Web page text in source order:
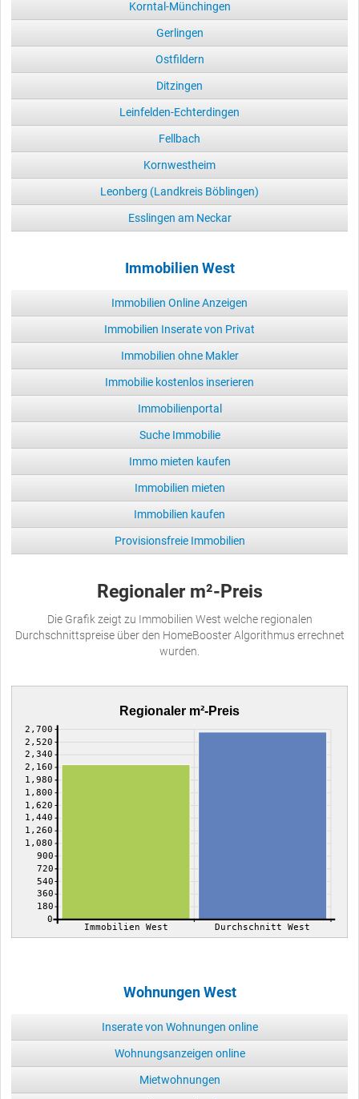
Korntal-Münchingen
Gerlingen
Ostfildern
Ditzingen
Leinfelden-Echterdingen
Fellbach
Kornwestheim
Leonberg (Landkreis Böblingen)
Esslingen am Neckar
Immobilien West
Immobilien Online Anzeigen
Immobilien Inserate von Privat
Immobilien ohne Makler
Immobilie kostenlos inserieren
Immobilienportal
Suche Immobilie
Immo mieten kaufen
Immobilien mieten
Immobilien kaufen
Provisionsfreie Immobilien
Regionaler m²-Preis
Die Grafik zeigt zu Immobilien West welche regionalen
Durchschnittspreise über den HomeBooster Algorithmus errechnet
wurden.
Regionaler m²-Preis
0
180
360
540
720
900
1,080
1,260
1,440
1,620
1,800
1,980
2,160
2,340
2,520
2,700
Immobilien West Durchschnitt West
Wohnungen West
Inserate von Wohnungen online
Wohnungsanzeigen online
Mietwohnungen